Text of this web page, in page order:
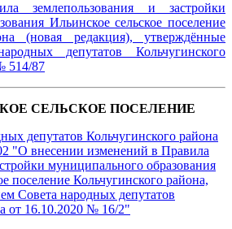
землепользования и застройки
Ильинское сельское поселение
(новая редакция), утверждённые
депутатов Кольчугинского
514/87
СЕЛЬСКОЕ ПОСЕЛЕНИЕ
депутатов Кольчугинского района
"О внесении изменений в Правила
муниципального образования
поселение Кольчугинского района,
Совета народных депутатов
от 16.10.2020 № 16/2"